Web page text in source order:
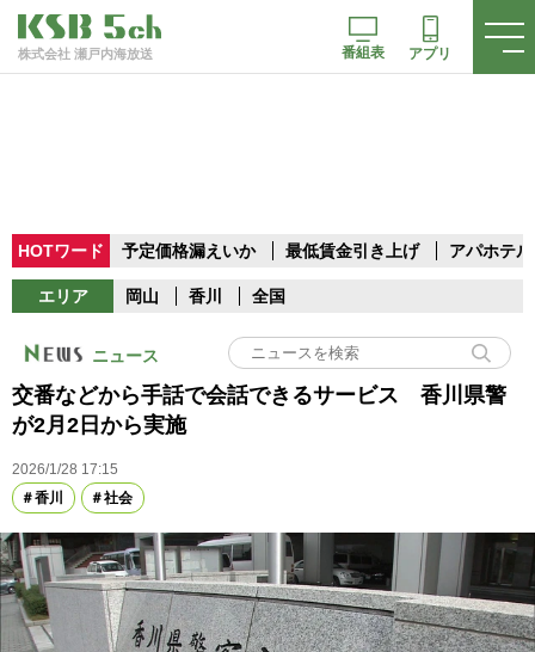
株式会社 瀬戸内海放送 番組表 アプリ
HOTワード 予定価格漏えいか 最低賃金引き上げ アパホテル
エリア 岡山 香川 全国
ニュース
交番などから手話で会話できるサービス 香川県警
が2月2日から実施
2026/1/28 17:15
香川
社会